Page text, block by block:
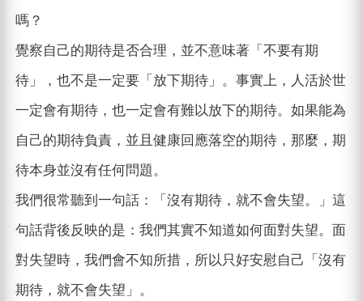
嗎？
覺察自己的期待是否合理，並不意味著「不要有期
待」，也不是一定要「放下期待」。事實上，人活於世
一定會有期待，也一定會有難以放下的期待。如果能為
自己的期待負責，並且健康回應落空的期待，那麼，期
待本身並沒有任何問題。
我們很常聽到一句話：「沒有期待，就不會失望。」這
句話背後反映的是：我們其實不知道如何面對失望。面
對失望時，我們會不知所措，所以只好安慰自己「沒有
期待，就不會失望」。